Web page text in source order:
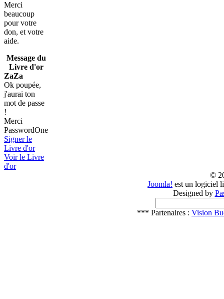
Merci
beaucoup
pour votre
don, et votre
aide.
Message du
Livre d'or
ZaZa
Ok poupée,
j'aurai ton
mot de passe
!
Merci
PasswordOne
Signer le
Livre d'or
Voir le Livre
d'or
©
Joomla! est un logiciel
Designed by
*** Partenaires : Vision